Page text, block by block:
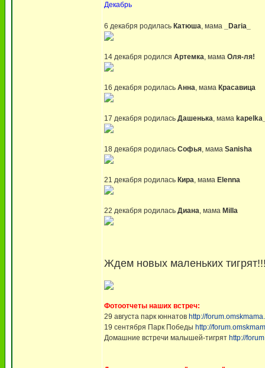
Декабрь
6 декабря родилась Катюша, мама _Daria_
14 декабря родился Артемка, мама Оля-ля!
16 декабря родилась Анна, мама Красавица
17 декабря родилась Дашенька, мама
18 декабря родилась Софья, мама Sanisha
21 декабря родилась Кира, мама Elenna
22 декабря родилась Диана, мама Milla
Ждем новых маленьких
Фотоотчеты наших встреч:
29 августа парк юннатов http://
19 сентября Парк Победы http://
Домашние встречи малышей-тигрят http://